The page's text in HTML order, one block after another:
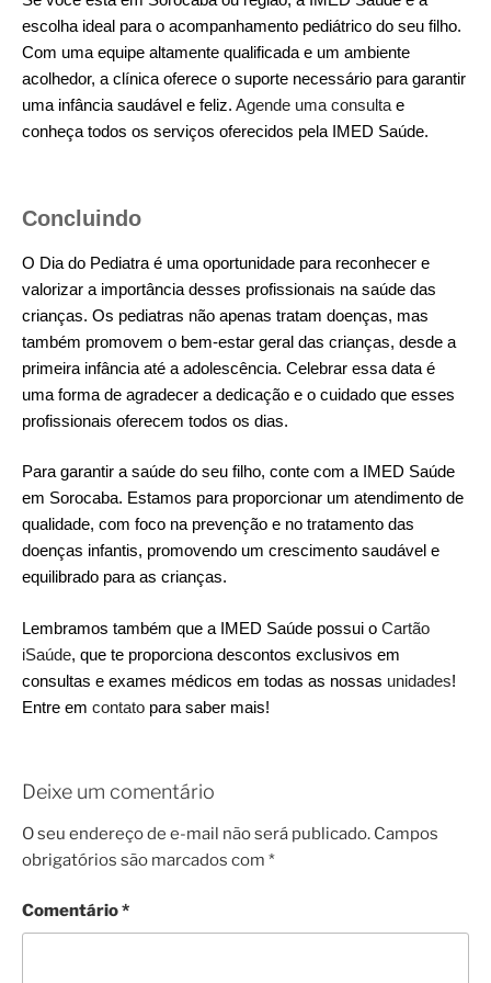
escolha ideal para o acompanhamento pediátrico do seu filho.
Com uma equipe altamente qualificada e um ambiente
acolhedor, a clínica oferece o suporte necessário para garantir
uma infância saudável e feliz. Agende uma consultae
conheça todos os serviços oferecidos pela IMED Saúde.
Concluindo
O Dia do Pediatra é uma oportunidade para reconhecer e
valorizar a importância desses profissionais na saúde das
crianças. Os pediatras não apenas tratam doenças, mas
também promovem o bem-estar geral das crianças, desde a
primeira infância até a adolescência. Celebrar essa data é
uma forma de agradecer a dedicação e o cuidado que esses
profissionais oferecem todos os dias.
Para garantir a saúde do seu filho, conte com a IMED Saúde
em Sorocaba. Estamos para proporcionar um atendimento de
qualidade, com foco na prevenção e no tratamento das
doenças infantis, promovendo um crescimento saudável e
equilibrado para as crianças.
Lembramos também que a IMED Saúde possui o Cartão
iSaúde, que te proporciona descontos exclusivos em
consultas e exames médicos em todas as nossas unidades!
Entre em contato para saber mais!
Deixe um comentário
O seu endereço de e-mail não será publicado. Campos
obrigatórios são marcados com *
Comentário*